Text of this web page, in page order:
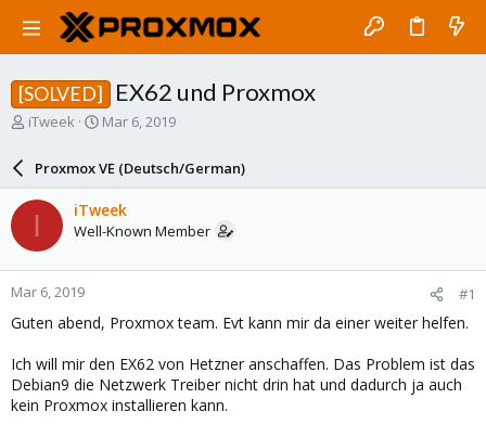
[SOLVED] EX62 und Proxmox
T
a
t
a
r
t
e
iTweek
S
a
r
d
a
e
Mar 6, 2019
Proxmox VE (Deutsch/German)
I iTweek
Well-Known Member
Mar 6, 2019 #1
Guten abend, Proxmox team. Evt kann mir da einer weiter helfen.
Ich will mir den EX62 von Hetzner anschaffen. Das Problem ist das
Debian9 die Netzwerk Treiber nicht drin hat und dadurch ja auch
kein Proxmox installieren kann.